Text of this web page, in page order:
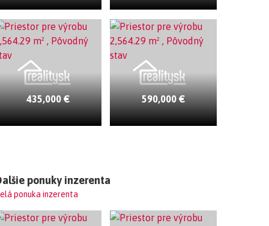
435,000 € 590,000 €
ponuky inzerenta
ponuka inzerenta